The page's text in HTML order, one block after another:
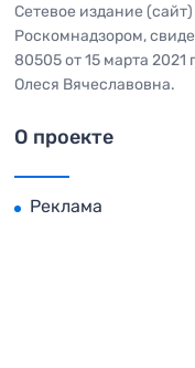
Сетевое издание
Роскомнадзором,
80505 от 15 марта
Олеся Вячеславовна.
О проекте
Реклама